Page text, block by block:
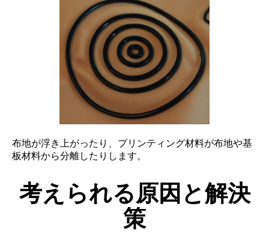
布地が浮き上がったり、プリンティング材料が布地や基
板材料から分離したりします。
考えられる原因と解決
策